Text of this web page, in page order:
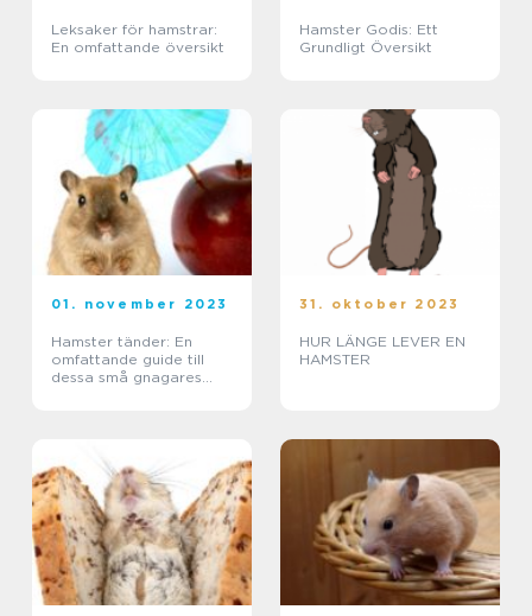
Leksaker för hamstrar:
En omfattande översikt
Hamster Godis: Ett
Grundligt Översikt
01. november 2023
Hamster tänder: En
omfattande guide till
dessa små gnagares
31. oktober 2023
HUR LÄNGE LEVER EN
HAMSTER